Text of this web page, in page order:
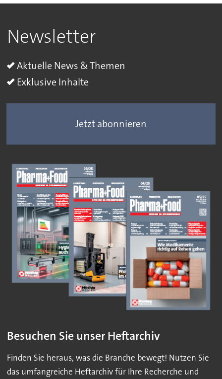
Newsletter
Aktuelle News & Themen
Exklusive Inhalte
Jetzt abonnieren
Besuchen Sie unser Heftarchiv
Finden Sie heraus, was die Branche bewegt! Nutzen Sie
das umfangreiche Heftarchiv für Ihre Recherche und